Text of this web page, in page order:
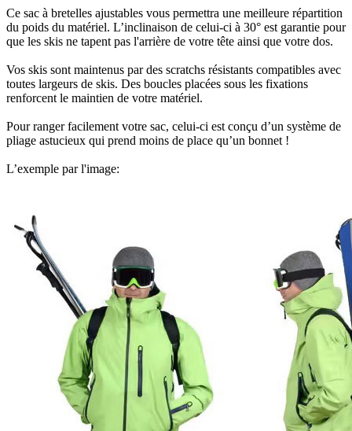
Ce sac à bretelles ajustables vous permettra une meilleure répartition
du poids du matériel. L’inclinaison de celui-ci à 30° est garantie pour
que les skis ne tapent pas l'arrière de votre tête ainsi que votre dos.
Vos skis sont maintenus par des scratchs résistants compatibles avec
toutes largeurs de skis. Des boucles placées sous les fixations
renforcent le maintien de votre matériel.
Pour ranger facilement votre sac, celui-ci est conçu d’un système de
pliage astucieux qui prend moins de place qu’un bonnet !
L’exemple par l'image: